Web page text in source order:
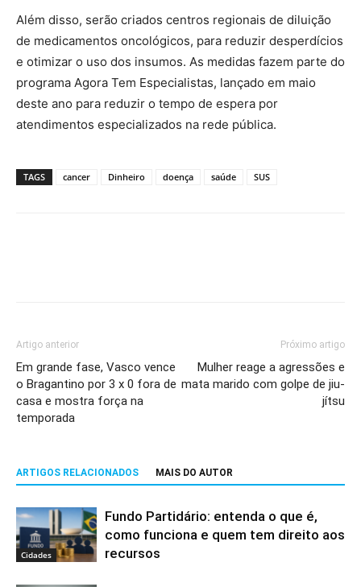
Além disso, serão criados centros regionais de diluição
de medicamentos oncológicos, para reduzir desperdícios
e otimizar o uso dos insumos. As medidas fazem parte do
programa Agora Tem Especialistas, lançado em maio
deste ano para reduzir o tempo de espera por
atendimentos especializados na rede pública.
TAGS cancer Dinheiro doença saúde SUS
Artigo anterior
Em grande fase, Vasco vence
o Bragantino por 3 x 0 fora de
casa e mostra força na
temporada
Próximo artigo
Mulher reage a agressões e
mata marido com golpe de jiu-
jítsu
ARTIGOS RELACIONADOS MAIS DO AUTOR
Cidades
Fundo Partidário: entenda o que é,
como funciona e quem tem direito aos
recursos